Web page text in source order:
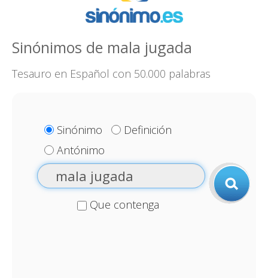
Sinónimos de mala jugada
Tesauro en Español con 50.000 palabras
Sinónimo
Definición
Antónimo
Que contenga